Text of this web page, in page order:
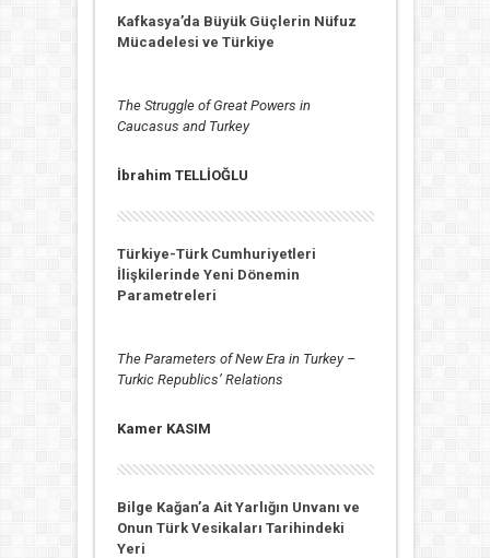
Kafkasya’da Büyük Güçlerin Nüfuz
Mücadelesi ve Türkiye
The Struggle of Great Powers in
Caucasus and Turkey
İbrahim TELLİOĞLU
Türkiye-Türk Cumhuriyetleri
İlişkilerinde Yeni Dönemin
Parametreleri
The Parameters of New Era in Turkey –
Turkic Republics’ Relations
Kamer KASIM
Bilge Kağan’a Ait Yarlığın Unvanı ve
Onun Türk Vesikaları Tarihindeki
Yeri